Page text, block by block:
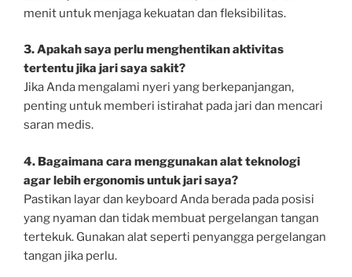
menit untuk menjaga kekuatan dan fleksibilitas.
3. Apakah saya perlu menghentikan aktivitas
tertentu jika jari saya sakit?
Jika Anda mengalami nyeri yang berkepanjangan,
penting untuk memberi istirahat pada jari dan mencari
saran medis.
4. Bagaimana cara menggunakan alat teknologi
agar lebih ergonomis untuk jari saya?
Pastikan layar dan keyboard Anda berada pada posisi
yang nyaman dan tidak membuat pergelangan tangan
tertekuk. Gunakan alat seperti penyangga pergelangan
tangan jika perlu.